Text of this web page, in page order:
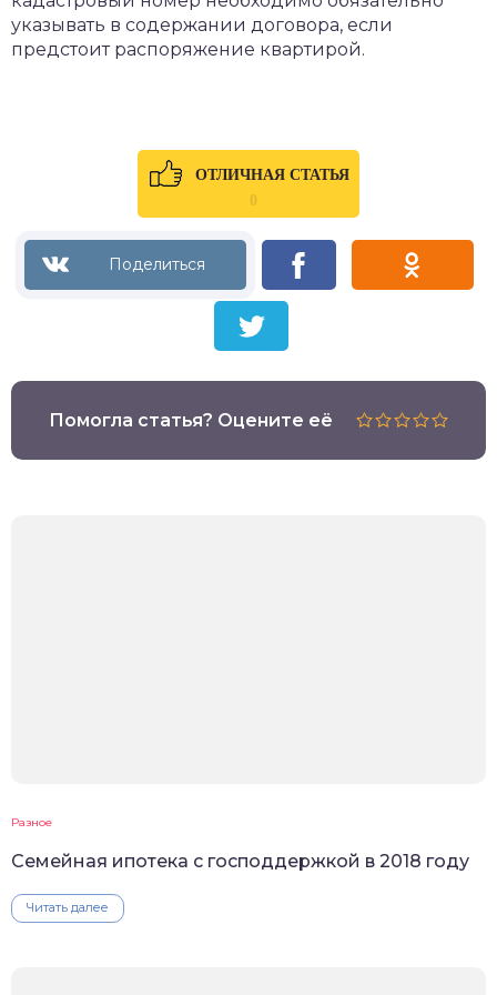
указывать в содержании договора, если
предстоит распоряжение квартирой.
ОТЛИЧНАЯ СТАТЬЯ
0
Помогла статья? Оцените её
Разное
Семейная ипотека с господдержкой в 2018 году
Читать далее